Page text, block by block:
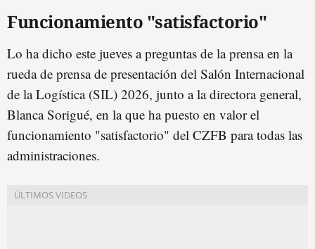
Funcionamiento "satisfactorio"
Lo ha dicho este jueves a preguntas de la prensa en la
rueda de prensa de presentación del Salón Internacional
de la Logística (SIL) 2026, junto a la directora general,
Blanca Sorigué, en la que ha puesto en valor el
funcionamiento "satisfactorio" del CZFB para todas las
administraciones.